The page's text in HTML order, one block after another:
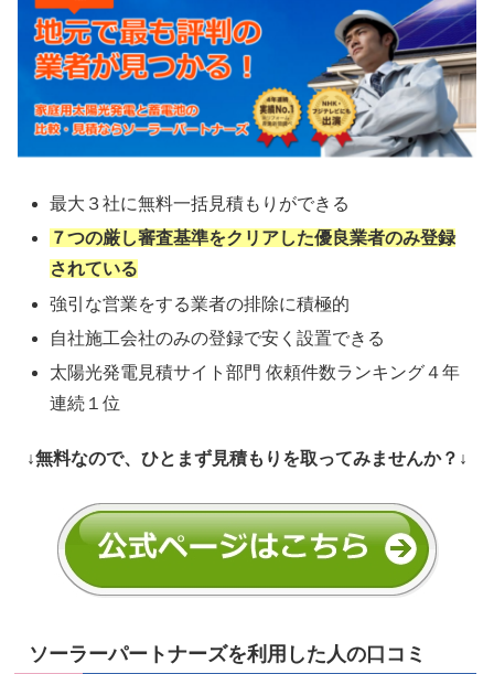
最大３社に無料一括見積もりができる
７つの厳し審査基準をクリアした優良業者のみ登録
されている
強引な営業をする業者の排除に積極的
自社施工会社のみの登録で安く設置できる
太陽光発電見積サイト部門 依頼件数ランキング４年
連続１位
↓無料なので、ひとまず見積もりを取ってみませんか？↓
ソーラーパートナーズを利用した人の口コミ